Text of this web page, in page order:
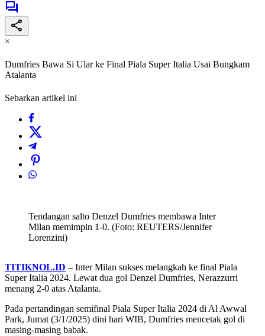
×
Dumfries Bawa Si Ular ke Final Piala Super Italia Usai Bungkam
Atalanta
Sebarkan artikel ini
Tendangan salto Denzel Dumfries membawa Inter
Milan memimpin 1-0. (Foto: REUTERS/Jennifer
Lorenzini)
TITIKNOL.ID – Inter Milan sukses melangkah ke final Piala
Super Italia 2024. Lewat dua gol Denzel Dumfries, Nerazzurri
menang 2-0 atas Atalanta.
Pada pertandingan semifinal Piala Super Italia 2024 di Al Awwal
Park, Jumat (3/1/2025) dini hari WIB, Dumfries mencetak gol di
masing-masing babak.